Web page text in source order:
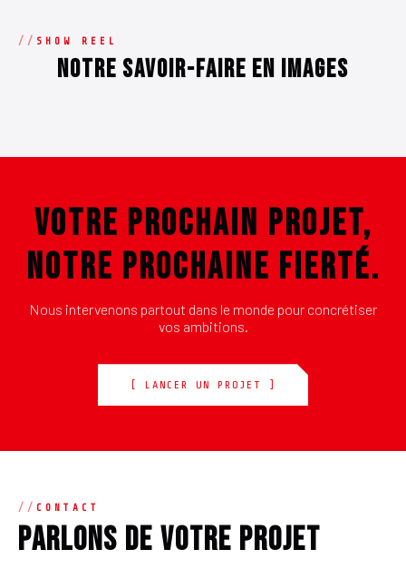
SHOW REEL
Notre savoir-faire en images
VOTRE PROCHAIN PROJET,
NOTRE PROCHAINE FIERTÉ.
Nous intervenons partout dans le monde pour concrétiser
vos ambitions.
[ LANCER UN PROJET ]
CONTACT
Parlons de votre projet